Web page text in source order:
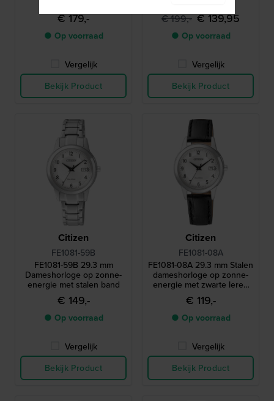
€ 179,-
● Op voorraad
Vergelijk
Bekijk Product
€ 199,- € 139,95
● Op voorraad
Vergelijk
Bekijk Product
Citizen
FE1081-59B
FE1081-59B 29.3 mm
Dameshorloge op zonne-
energie met stalen band
€ 149,-
● Op voorraad
Vergelijk
Bekijk Product
Citizen
FE1081-08A
FE1081-08A 29.3 mm Stalen
dameshorloge op zonne-
energie met zwarte leren
band
€ 119,-
● Op voorraad
Vergelijk
Bekijk Product